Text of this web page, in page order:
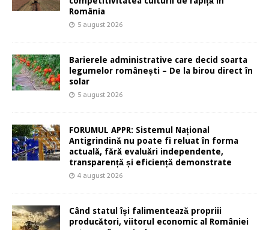
România
5 august 2026
Barierele administrative care decid soarta
legumelor românești – De la birou direct în
solar
5 august 2026
FORUMUL APPR: Sistemul Național
Antigrindină nu poate fi reluat în forma
actuală, fără evaluări independente,
transparență și eficiență demonstrate
4 august 2026
Când statul își falimentează propriii
producători, viitorul economic al României